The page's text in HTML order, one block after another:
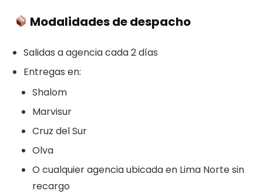
Modalidades de despacho
Salidas a agencia cada 2 días
Entregas en:
Shalom
Marvisur
Cruz del Sur
Olva
O cualquier agencia ubicada en Lima Norte sin
recargo